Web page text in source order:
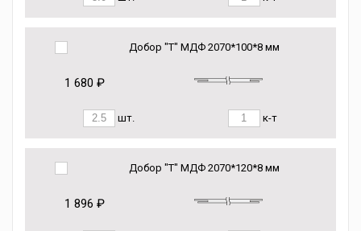
Добор "Т" МДФ 2070*100*8 мм
1 680 ₽
шт. к-т
Добор "Т" МДФ 2070*120*8 мм
1 896 ₽